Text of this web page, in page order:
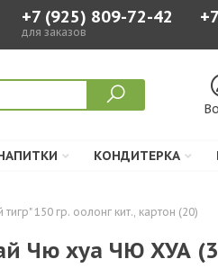
+7 (925) 809-72-42
для заказов
КОНДИТЕРКА
150 гр. оолонг кит., картон (20)
Чю хуа ЧЮ ХУА